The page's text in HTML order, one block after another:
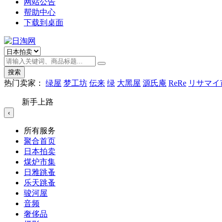
网站公告
帮助中心
下载到桌面
搜索
热门卖家： 绿屋 梦工坊 伝来 绿 大黑屋 源氏庵 ReRe リサマ
新手上路
‹
所有服务
聚合首页
日本拍卖
煤炉市集
日雅跳蚤
乐天跳蚤
骏河屋
音频
奢侈品